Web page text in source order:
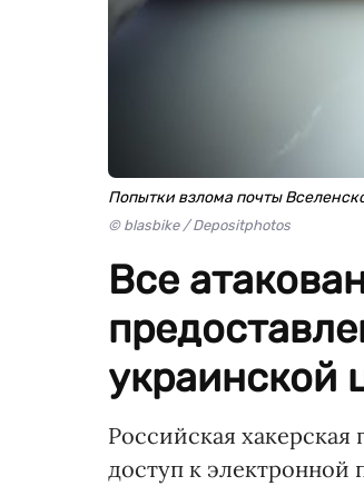
Попытки взлома почты
© blasbike / Depositphotos
Все
украинской
Российская хакерская
доступ к